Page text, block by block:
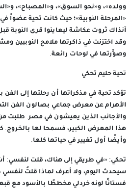
وولده»، و«نحو السوق»، و«المصباح»،
«المرحلة النوبية»؛ حيث كانت تحية عضواً
آنذاك ثروت عكاشة ليعاينوا قرى النوبة
وقد اختزنت في ذاكرتها ملامح النوبيين
وصوَّرتها في لوحات رائعة.
تحية حليم تحكي
تؤكد تحية في مذكراتها أن رحلتها إلى
الأهرام عن معرض جماعي بصالون الفن
والأجانب الذين يعيشون في مصر. طلبت
هذا المعرض الكبير، فسمحا لها بالخروج.
وأيضًا أول تغيير في حياتها كلها.
تحكي: «في طريقي إلى هناك، قلت لنفسي:
سيحدث اليوم، ولا أعرف لماذا قلتُ لنفسي
فستانًا لونه خردلي مخططًا بالأسود مع